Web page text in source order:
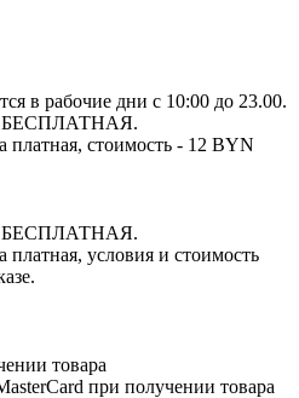
в рабочие дни с 10:00 до 23.00.
БЕСПЛАТНАЯ.
платная, стоимость - 12 BYN
БЕСПЛАТНАЯ.
условия и стоимость
товара
при получении товара